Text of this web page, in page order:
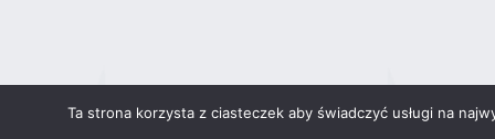
Ta strona korzysta z ciasteczek aby świadczyć usługi na